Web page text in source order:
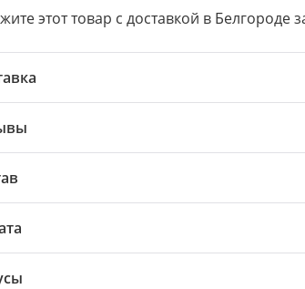
этот товар с доставкой в Белгороде